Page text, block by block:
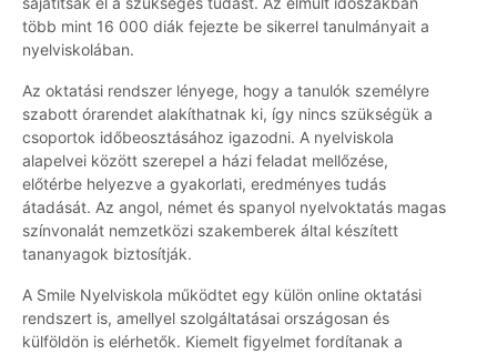
több mint 16 000 diák fejezte be sikerrel tanulmányait a
nyelviskolában.
Az oktatási rendszer lényege, hogy a tanulók személyre
szabott órarendet alakíthatnak ki, így nincs szükségük a
csoportok időbeosztásához igazodni. A nyelviskola
alapelvei között szerepel a házi feladat mellőzése,
előtérbe helyezve a gyakorlati, eredményes tudás
átadását. Az angol, német és spanyol nyelvoktatás magas
színvonalát nemzetközi szakemberek által készített
tananyagok biztosítják.
A Smile Nyelviskola működtet egy külön online oktatási
rendszert is, amellyel szolgáltatásai országosan és
külföldön is elérhetők. Kiemelt figyelmet fordítanak a